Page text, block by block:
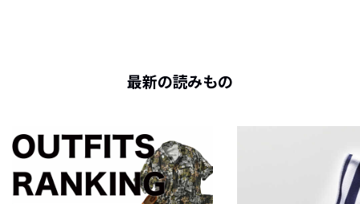
最新の読みもの